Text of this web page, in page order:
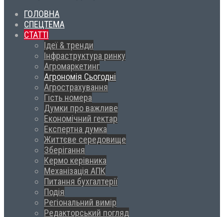
ГОЛОВНА
СПЕЦТЕМА
СТАТТІ
Ідеї & тренди
Інфраструктура ринку
Агромаркетинг
Агрономія Сьогодні
Агрострахування
Гість номера
Думки про важливе
Економічний гектар
Експертна думка
Життєве середовище
Зберігання
Кермо керівника
Механізація АПК
Питання бухгалтерії
Подія
Регіональний вимір
Редакторський погляд